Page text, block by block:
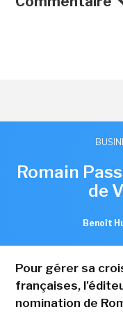
Romain
de
Benoît
Pour gérer sa
françaises,
nomination de